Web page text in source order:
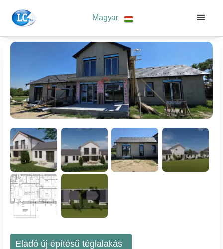
Magyar
Eladó új építésű téglalakás